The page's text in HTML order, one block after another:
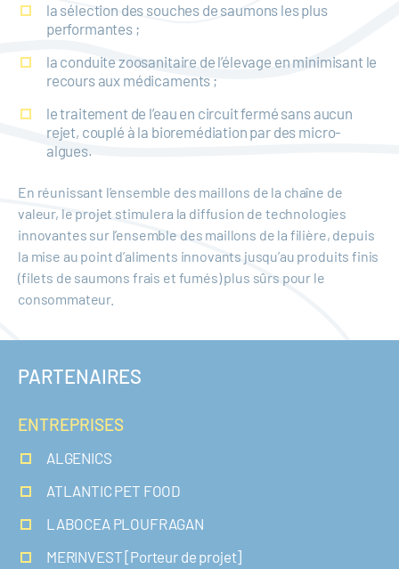
la sélection des souches de saumons les plus
performantes ;
la conduite zoosanitaire de l’élevage en minimisant le
recours aux médicaments ;
le traitement de l’eau en circuit fermé sans aucun
rejet, couplé à la bioremédiation par des micro-
algues.
En réunissant l’ensemble des maillons de la chaîne de
valeur, le projet stimulera la diffusion de technologies
innovantes sur l’ensemble des maillons de la filière, depuis
la mise au point d’aliments innovants jusqu’au produits finis
(filets de saumons frais et fumés) plus sûrs pour le
consommateur.
PARTENAIRES
ENTREPRISES
ALGENICS
ATLANTIC PET FOOD
LABOCEA PLOUFRAGAN
MERINVEST [Porteur de projet]